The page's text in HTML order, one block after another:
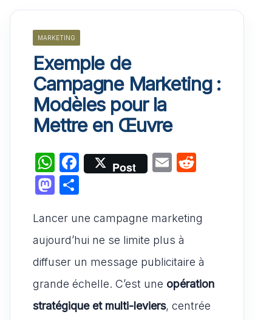
MARKETING
Exemple de
Campagne Marketing :
Modèles pour la
Mettre en Œuvre
W
h
at
s
A
p
p
F
a
e
b
o
o
k
Post
E
l
di
M
st
o
d
o
n
ta
g
er
Lancer une campagne marketing
aujourd’hui ne se limite plus à
diffuser un message publicitaire à
grande échelle. C’est une opération
stratégique et multi-leviers, centrée